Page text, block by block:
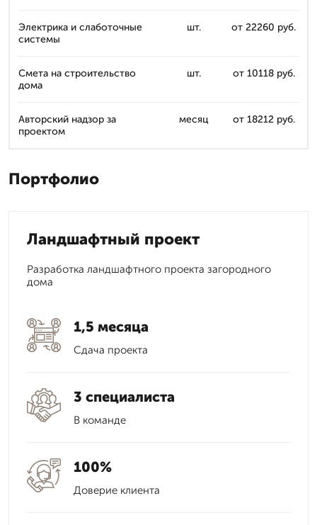
Электрика и слаботочные
системы
шт. от 22260 руб.
Смета на строительство
дома
шт. от 10118 руб.
Авторский надзор за
проектом
месяц от 18212 руб.
Портфолио
Ландшафтный проект
Разработка ландшафтного проекта загородного
дома
1,5 месяца
Сдача проекта
3 специалиста
В команде
100%
Доверие клиента